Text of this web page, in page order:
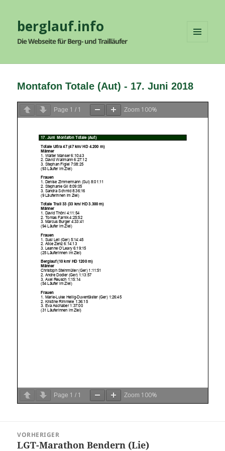
berglauf.info
Die Webseite für Berg- und Trailläufer
WIDGETS
Montafon Totale (Aut) - 17. Juni 2018
Page 1 / 1 Zoom 100%
Page 1 / 1 Zoom 100%
VORHERIGER
Vorheriger
LGT-Marathon Bendern (Lie)